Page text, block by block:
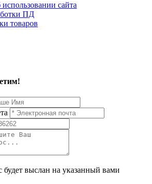
сайта
ПД
товаров
выслан на указанный вами